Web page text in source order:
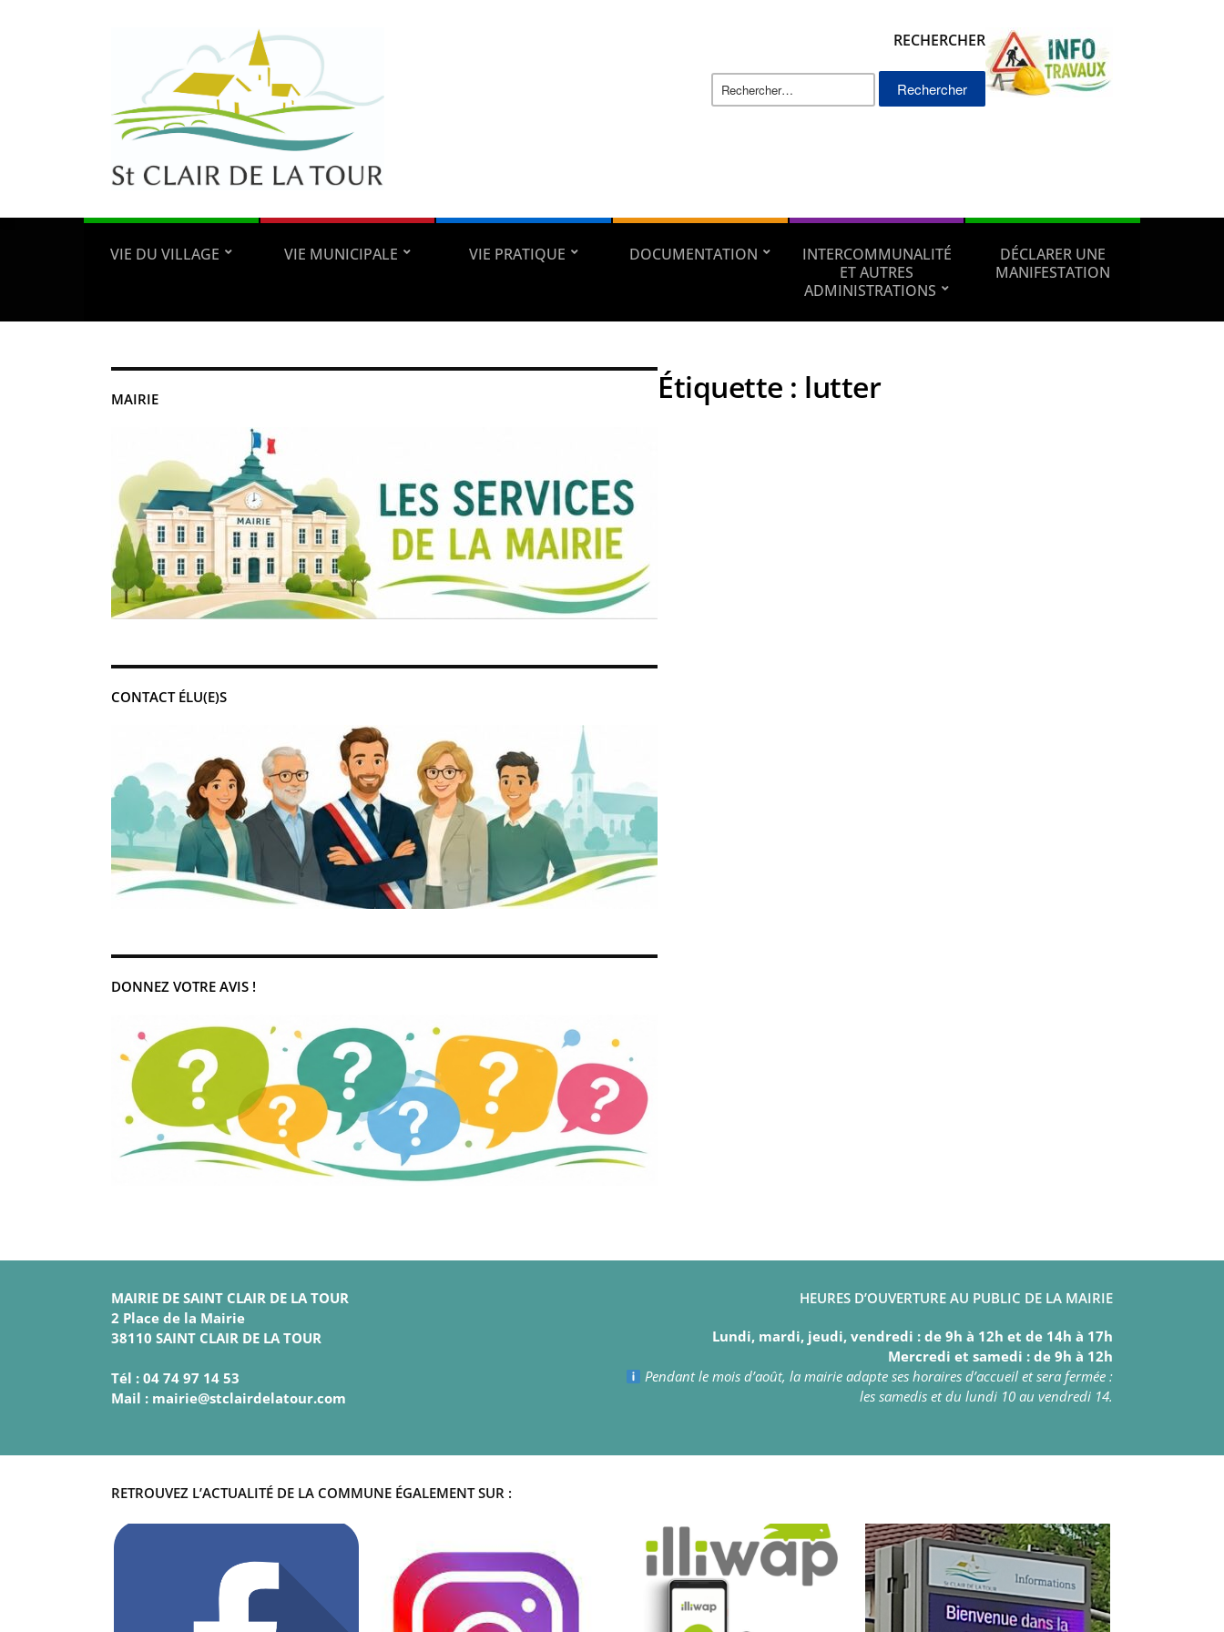
RECHERCHER
Rechercher :
VIE DU VILLAGE VIE MUNICIPALE VIE PRATIQUE DOCUMENTATION
INTERCOMMUNALITÉ
ET AUTRES
ADMINISTRATIONS
DÉCLARER UNE
MANIFESTATION
MAIRIE
CONTACT ÉLU(E)S
DONNEZ VOTRE AVIS !
Étiquette : lutter
MAIRIE DE SAINT CLAIR DE LA TOUR
2 Place de la Mairie
38110 SAINT CLAIR DE LA TOUR
Tél : 04 74 97 14 53
Mail : mairie@stclairdelatour.com
HEURES D’OUVERTURE AU PUBLIC DE LA MAIRIE
Lundi, mardi, jeudi, vendredi : de 9h à 12h et de 14h à 17h
Mercredi et samedi : de 9h à 12h
Pendant le mois d’août, la mairie adapte ses horaires d’accueil et sera fermée :
les samedis et du lundi 10 au vendredi 14.
RETROUVEZ L’ACTUALITÉ DE LA COMMUNE ÉGALEMENT SUR :